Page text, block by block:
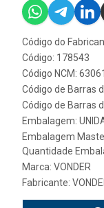
Código do
Código: 178543
Código NCM:
Código de Barras
Código de Barras
Embalagem:
Embalagem
Quantidade
Marca: VONDER
Fabricante: